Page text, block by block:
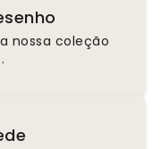
nossa coleção